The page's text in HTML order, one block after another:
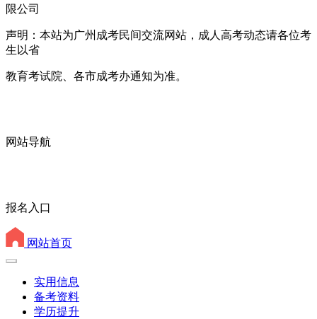
限公司
声明：本站为广州成考民间交流网站，成人高考动态请各位考
生以省
教育考试院、各市成考办通知为准。
网站导航
报名入口
网站首页
实用信息
备考资料
学历提升